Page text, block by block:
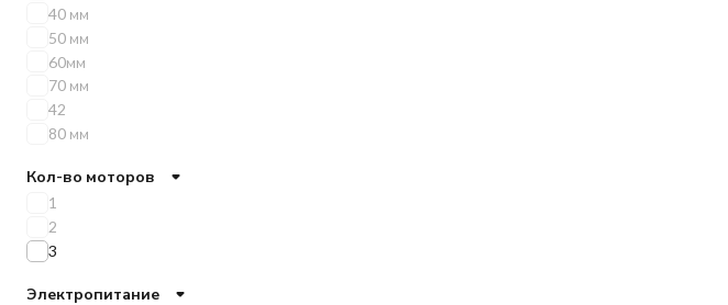
40 мм
50 мм
60мм
70 мм
42
80 мм
Кол-во моторов
1
2
3
Электропитание